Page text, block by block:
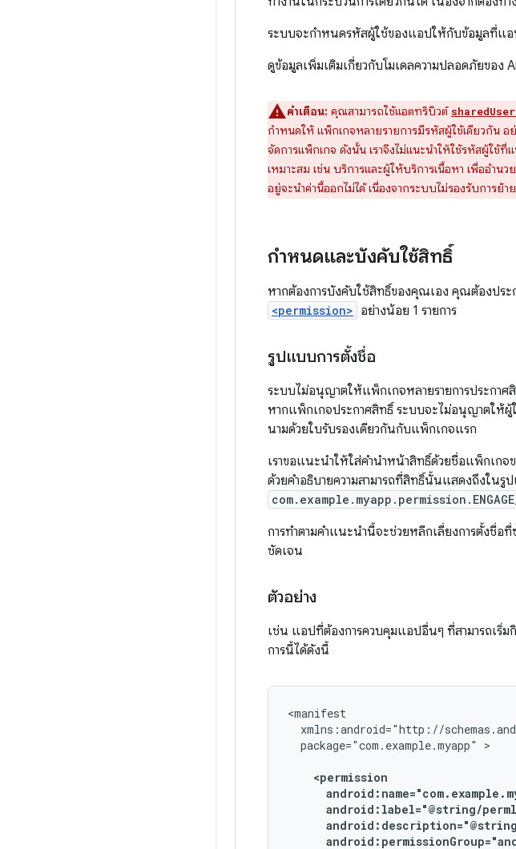
ระบบจะกำหนดรหัสผู้ใช้ของแอปให้กับข้อมูลที่แอ
ดูข้อมูลเพิ่มเติมเกี่ยวกับโมเดลความปลอดภัยของ
คำเตือน: คุณสามารถใช้แอตทริบิวต์
กำหนดให้ แพ็กเกจหลายรายการมีรหัสผู้ใช้เดียวกัน
จัดการแพ็กเกจ ดังนั้น เราจึงไม่แนะนำให้ใช้รหัสผู้ใช้
เหมาะสม เช่น บริการและผู้ให้บริการเนื้อหา เพื่ออำน
อยู่จะนำค่านี้ออกไม่ได้ เนื่องจากระบบไม่รองรับการย้
กำหนดและบังคับใช้สิทธิ์
หากต้องการบังคับใช้สิทธิ์ของคุณเอง คุณต้องประ
<permission> อย่างน้อย 1 รายการ
รูปแบบการตั้งชื่อ
ระบบไม่อนุญาตให้แพ็กเกจหลายรายการประกา
หากแพ็กเกจประกาศสิทธิ์ ระบบจะไม่อนุญาตให้
นามด้วยใบรับรองเดียวกันกับแพ็กเกจแรก
เราขอแนะนำให้ใส่คำนำหน้าสิทธิ์ด้วยชื่อแพ็กเก
ด้วยคำอธิบายความสามารถที่สิทธิ์นั้นแสดงถึงใน
การทำตามคำแนะนำนี้จะช่วยหลีกเลี่ยงการตั้งชื่อ
ชัดเจน
ตัวอย่าง
เช่น แอปที่ต้องการควบคุมแอปอื่นๆ ที่สามารถเริ่ม
การนี้ได้ดังนี้
package="com.example.myapp"